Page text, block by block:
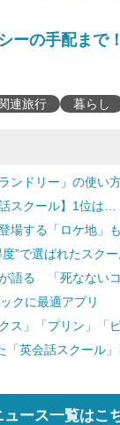
ーの手配ま
連旅行 暮らし
ンドリー」の使い
スクール】1位は…
場する「ロケ地」
”で選ばれたスク
語る 「死なないコ
クに最適アプリ
」「プリン」「
英会話スクール」
ース一覧はこ